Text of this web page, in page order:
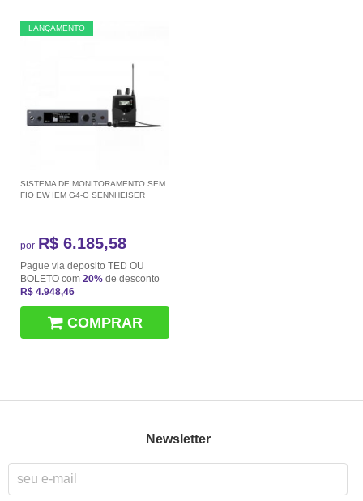
LANÇAMENTO
SISTEMA DE MONITORAMENTO SEM
FIO EW IEM G4-G SENNHEISER
por R$ 6.185,58
Pague via deposito TED OU
BOLETO com 20% de desconto
R$ 4.948,46
COMPRAR
Newsletter